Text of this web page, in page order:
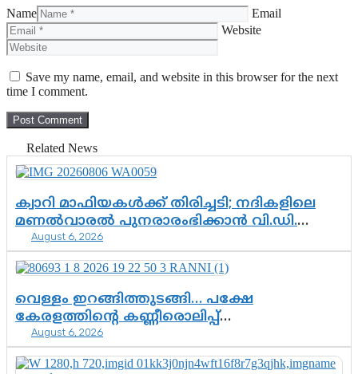
Name
Email
Website
Save my name, email, and website in this browser for the next
time I comment.
Related News
ക്വാറി മാഫിയകൾക്ക് തിരിച്ചടി; നദികളിലെ
മണൽവാരൽ പുനരാരംഭിക്കാൻ വി.ഡി.
സർക്കാർ തീരുമാനം
August 6, 2026
വെള്ളം ഇറങ്ങിത്തുടങ്ങി… പക്ഷേ
കേരളത്തിന്റെ കണ്ണീരൊലിപ്പ്
എന്നവസാനിക്കും?
August 6, 2026